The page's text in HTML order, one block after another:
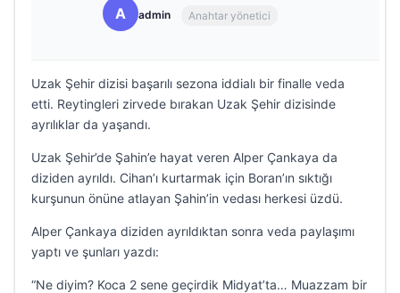
A admin Anahtar yönetici
Uzak Şehir dizisi başarılı sezona iddialı bir finalle veda
etti. Reytingleri zirvede bırakan Uzak Şehir dizisinde
ayrılıklar da yaşandı.
Uzak Şehir’de Şahin’e hayat veren Alper Çankaya da
diziden ayrıldı. Cihan’ı kurtarmak için Boran’ın sıktığı
kurşunun önüne atlayan Şahin’in vedası herkesi üzdü.
Alper Çankaya diziden ayrıldıktan sonra veda paylaşımı
yaptı ve şunları yazdı:
“Ne diyim? Koca 2 sene geçirdik Midyat’ta… Muazzam bir